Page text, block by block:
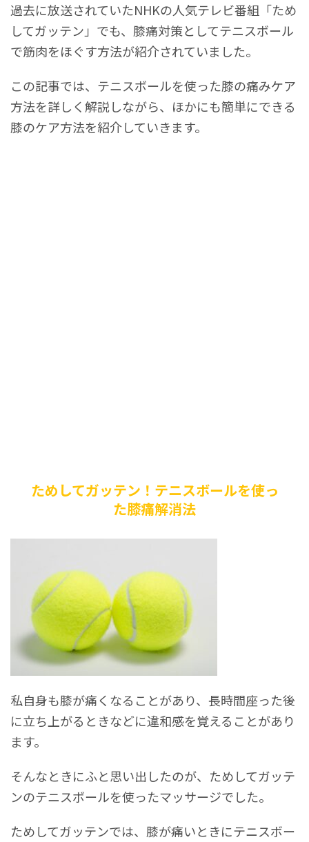
過去に放送されていたNHKの人気テレビ番組「ため
してガッテン」でも、膝痛対策としてテニスボール
で筋肉をほぐす方法が紹介されていました。
この記事では、テニスボールを使った膝の痛みケア
方法を詳しく解説しながら、ほかにも簡単にできる
膝のケア方法を紹介していきます。
ためしてガッテン！テニスボールを使っ
た膝痛解消法
私自身も膝が痛くなることがあり、長時間座った後
に立ち上がるときなどに違和感を覚えることがあり
ます。
そんなときにふと思い出したのが、ためしてガッテ
ンのテニスボールを使ったマッサージでした。
ためしてガッテンでは、膝が痛いときにテニスボー